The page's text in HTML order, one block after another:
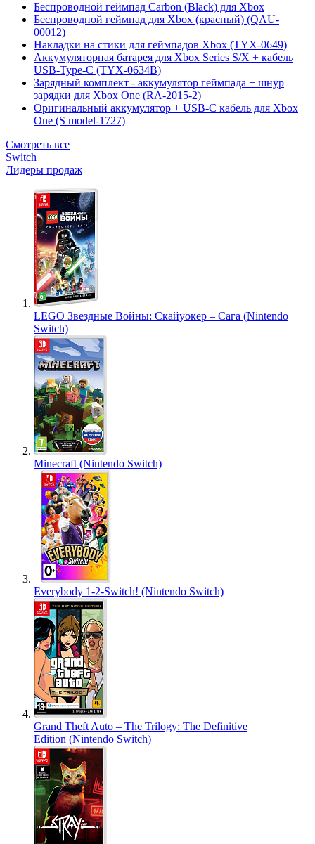
Беспроводной геймпад Carbon (Black) для Xbox
Беспроводной геймпад для Xbox (красный) (QAU-
00012)
Накладки на стики для геймпадов Xbox (TYX-0649)
Аккумуляторная батарея для Xbox Series S/X + кабель
USB-Type-C (TYX-0634B)
Зарядный комплект - аккумулятор геймпада + шнур
зарядки для Xbox One (RA-2015-2)
Оригинальный аккумулятор + USB-C кабель для Xbox
One (S model-1727)
Смотреть все
Switch
Лидеры продаж
LEGO Звездные Войны: Скайуокер – Сага (Nintendo
Switch)
Minecraft (Nintendo Switch)
Everybody 1-2-Switch! (Nintendo Switch)
Grand Theft Auto – The Trilogy: The Definitive
Edition (Nintendo Switch)